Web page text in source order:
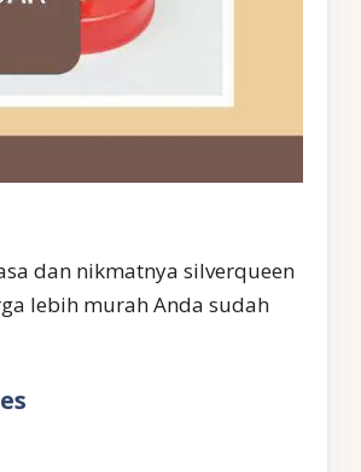
dan nikmatnya silverqueen
lebih murah Anda sudah